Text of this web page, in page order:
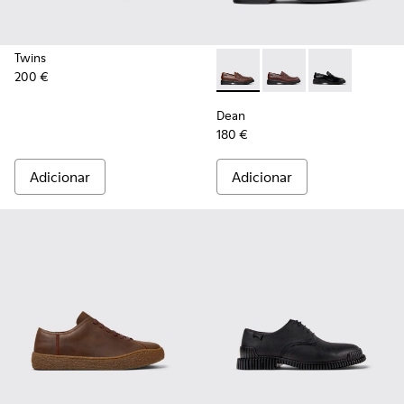
Twins
200 €
Adicionar
Dean - K101045-005 -
Dean - K101045-
Dean -
Dean
180 €
Adicionar